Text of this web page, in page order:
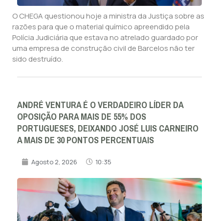
O CHEGA questionou hoje a ministra da Justiça sobre as
razões para que o material químico apreendido pela
Polícia Judiciária que estava no atrelado guardado por
uma empresa de construção civil de Barcelos não ter
sido destruído.
ANDRÉ VENTURA É O VERDADEIRO LÍDER DA
OPOSIÇÃO PARA MAIS DE 55% DOS
PORTUGUESES, DEIXANDO JOSÉ LUIS CARNEIRO
A MAIS DE 30 PONTOS PERCENTUAIS
Agosto 2, 2026 10:35